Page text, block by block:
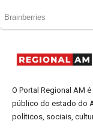
O Portal Regional AM
público do estado do
políticos, sociais,